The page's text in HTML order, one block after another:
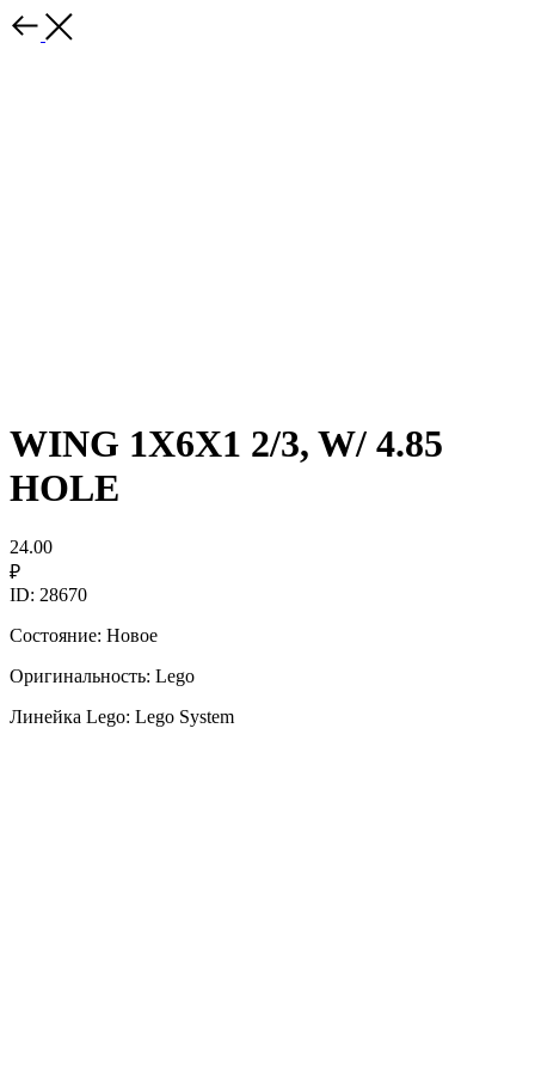
WING 1X6X1 2/3, W/ 4.85
HOLE
24.00
₽
ID: 28670
Состояние: Новое
Оригинальность: Lego
Линейка Lego: Lego System